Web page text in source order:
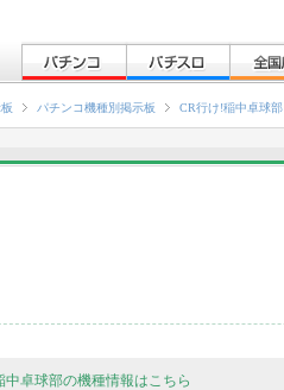
パチンコ機種別掲示板 CR行け!稲中卓球部
中卓球部の機種情報はこちら